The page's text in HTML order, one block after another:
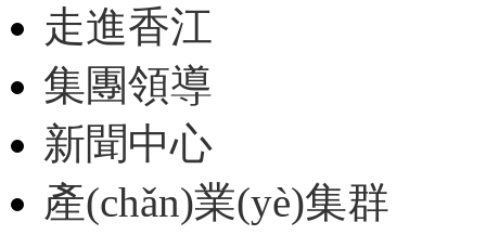
走進香江
集團領導
新聞中心
產(chǎn)業(yè)集群